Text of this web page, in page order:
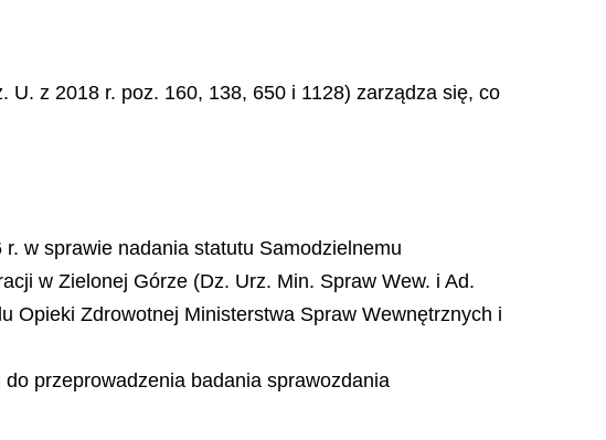
U. z 2018 r. poz. 160, 138, 650 i 1128) zarządza się, co
w sprawie nadania statutu Samodzielnemu
w Zielonej Górze (Dz. Urz. Min. Spraw Wew. i Ad.
Opieki Zdrowotnej Ministerstwa Spraw Wewnętrznych i
do przeprowadzeniabadania sprawozdania